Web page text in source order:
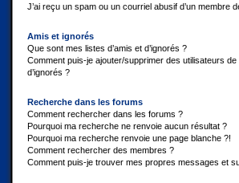
J’ai reçu un spam ou un courriel abusif d’un membre
Amis et ignorés
Que sont mes listes d’amis et d’ignorés ?
Comment puis-je ajouter/supprimer des utilisateurs de
d’ignorés ?
Recherche dans les forums
Comment rechercher dans les forums ?
Pourquoi ma recherche ne renvoie aucun résultat ?
Pourquoi ma recherche renvoie une page blanche ?!
Comment rechercher des membres ?
Comment puis-je trouver mes propres messages et